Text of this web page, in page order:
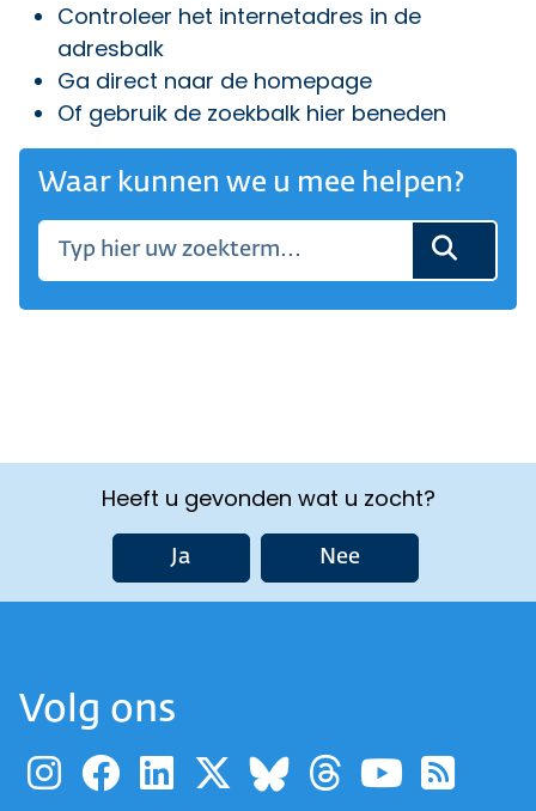
Controleer het internetadres in de
adresbalk
Ga direct naar de homepage
Of gebruik de zoekbalk hier beneden
Waar kunnen we u mee helpen?
Heeft u gevonden wat u zocht?
Ja Nee
Volg ons
Ga naar de pagina van
Ga naar de pagina
Ga naar de
Ga naar de
Ga naar de
Ga naar
Ga